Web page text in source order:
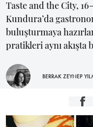
Taste and the City,
Kundura’da
buluşturmaya
pratikleri aynı akışta
BERRAK ZEYNEP